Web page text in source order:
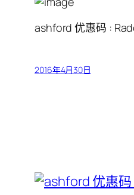
ashford 优惠码 :
2016年4月30日